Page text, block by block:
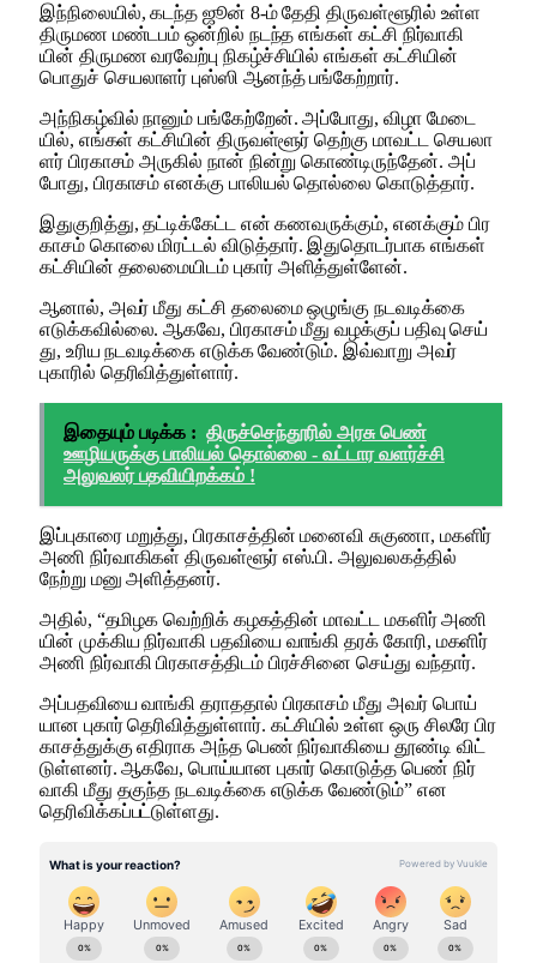
இந்​நிலை​யில், கடந்த ஜூன் 8-ம் தேதி திரு​வள்​ளூரில் உள்ள
திருமண மண்​டபம் ஒன்​றில் நடந்த எங்​கள் கட்சி நிர்​வாகி​
யின் திருமண வரவேற்பு நிகழ்ச்​சி​யில் எங்​கள் கட்​சி​யின்
பொதுச் செய​லா​ளர் புஸ்ஸி ஆனந்த் பங்​கேற்​றார்.
அந்​நிகழ்​வில் நானும் பங்​கேற்​றேன். அப்​போது, விழா மேடை​
யில், எங்​கள் கட்​சி​யின் திரு​வள்​ளூர் தெற்கு மாவட்ட செய​லா​
ளர் பிர​காசம் அரு​கில் நான் நின்று கொண்​டிருந்​தேன். அப்​
போது, பிர​காசம் எனக்கு பாலியல் தொல்லை கொடுத்​தார்.
இதுகுறித்​து, தட்​டிக்​கேட்ட என் கணவருக்​கும், எனக்​கும் பிர​
காசம் கொலை மிரட்​டல் விடுத்​தார். இதுதொடர்​பாக எங்​கள்
கட்​சி​யின் தலை​மை​யிடம் புகார் அளித்​துள்​ளேன்.
ஆனால், அவர் மீது கட்சி தலைமை ஒழுங்கு நடவடிக்கை
எடுக்​க​வில்​லை. ஆகவே, பிர​காசம் மீது வழக்​குப் பதிவு செய்​
து, உரிய நடவடிக்கை எடுக்க வேண்​டும். இவ்​வாறு அவர்
புகாரில் தெரி​வித்​துள்​ளார்.
இதையும் படிக்க : திருச்செந்தூரில் அரசு பெண்
ஊழியருக்கு பாலியல் தொல்லை - வட்டார வளர்ச்சி
அலுவலர் பதவியிறக்கம் !
இப்புகாரை மறுத்​து, பிர​காசத்தின் மனைவி சுகுணா, மகளிர்
அணி நிர்​வாகி​கள் திரு​வள்​ளூர் எஸ்​.பி. அலு​வல​கத்​தில்
நேற்று மனு அளித்​தனர்.
அதில், “தமிழக வெற்​றிக் கழகத்​தின் மாவட்ட மகளிர் அணி​
யின் முக்​கிய நிர்​வாகி பதவியை வாங்கி தரக் கோரி, மகளிர்
அணி நிர்​வாகி பிர​காசத்​திடம் பிரச்​சினை செய்து வந்​தார்.
அப்​ப​த​வியை வாங்கி தராத​தால் பிர​காசம் மீது அவர் பொய்​
யான புகார் தெரி​வித்​துள்​ளார். கட்​சி​யில் உள்ள ஒரு சிலரே பிர​
காசத்​துக்கு எதி​ராக அந்த பெண் நிர்​வாகியை தூண்டி விட்​
டுள்​ளனர். ஆகவே, பொய்​யான புகார் கொடுத்த பெண் நிர்​
வாகி மீது தகுந்த நடவடிக்கை எடுக்க வேண்​டும்” என
தெரிவிக்​கப்​பட்​டுள்​ளது.